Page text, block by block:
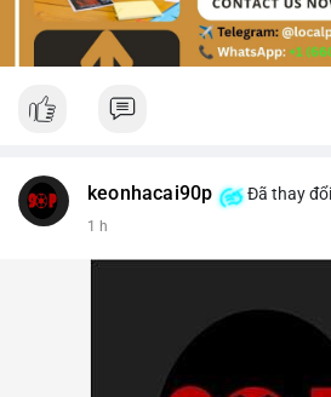
keonhacai90p Đã thay
1 h